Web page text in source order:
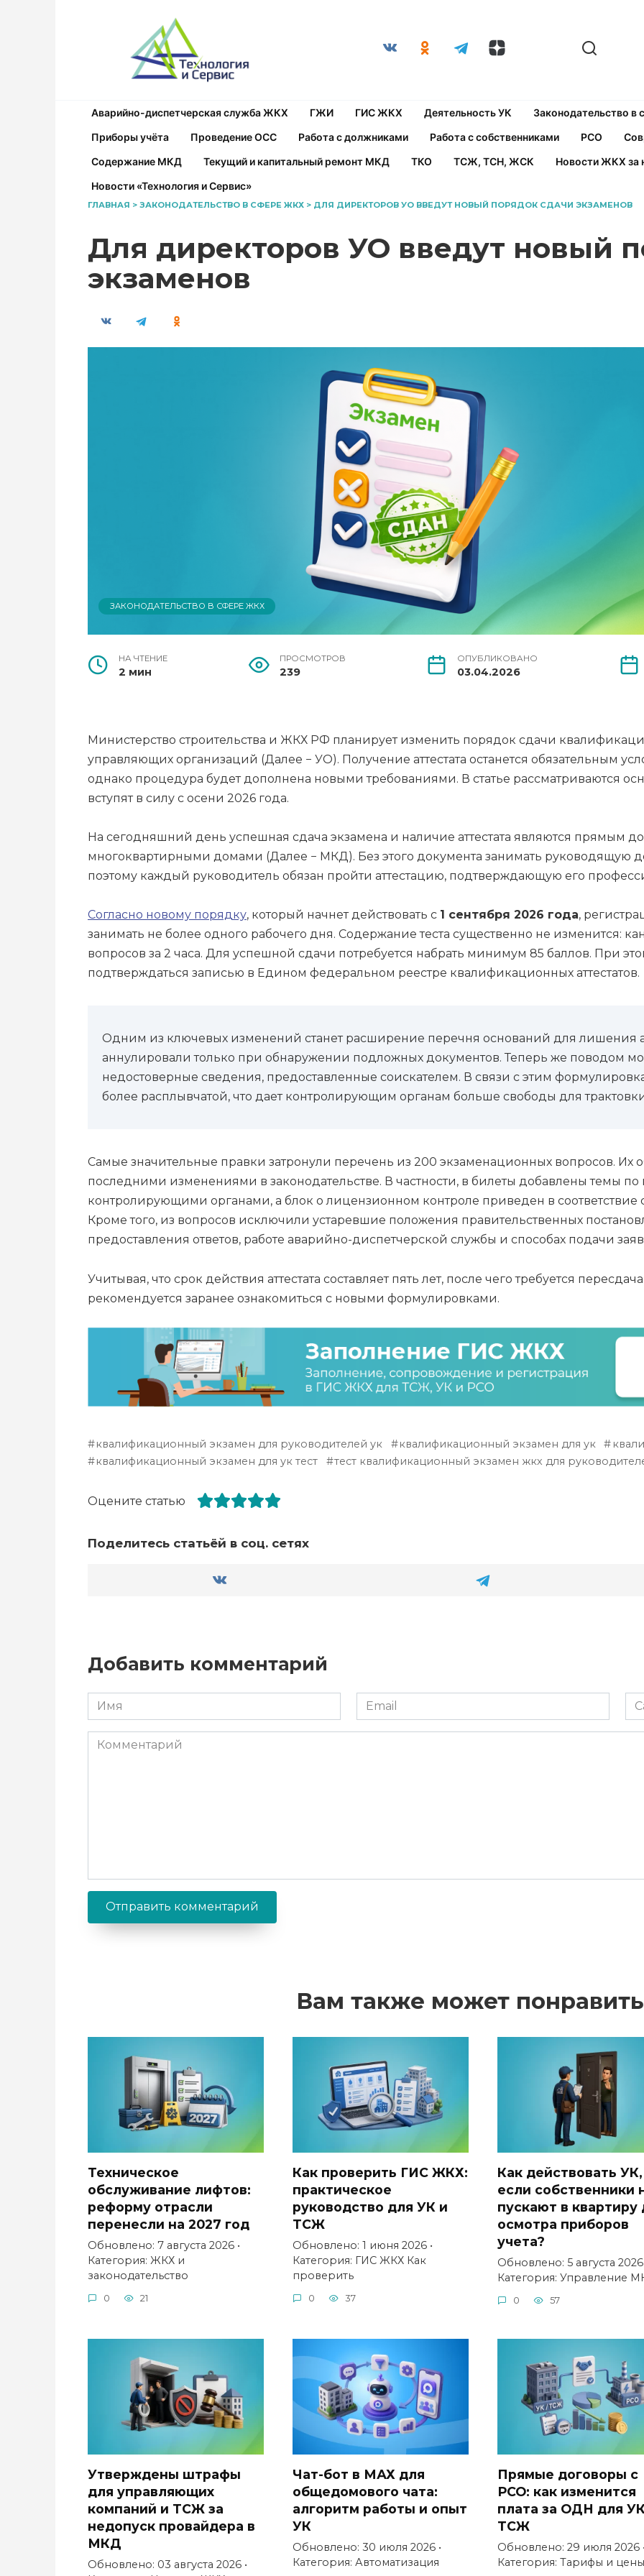
Аварийно-диспетчерская служба ЖКХ ГЖИ ГИС ЖКХ Деятельность УК
Законодательство
Приборы учёта
Проведение ОСС Работа с должниками Работа с собственниками РСО
Содержание МКД
Текущий и капитальный ремонт МКД ТКО ТСЖ, ТСН, ЖСК
Новости ЖКХ за
Новости «Технология и Сервис»
ГЛАВНАЯ > ЗАКОНОДАТЕЛЬСТВО В СФЕРЕ ЖКХ > ДЛЯ ДИРЕКТОРОВ УО ВВЕДУТ НОВЫЙ ПОРЯДОК СДАЧИ ЭКЗАМЕНОВ
Для директоров УО введут новый
экзаменов
ЗАКОНОДАТЕЛЬСТВО В СФЕРЕ ЖКХ
НА ЧТЕНИЕ
2 мин
ПРОСМОТРОВ
239
ОПУБЛИКОВАНО
03.04.2026
Министерство строительства и ЖКХ РФ планирует изменить порядок сдачи
управляющих организаций (Далее − УО). Получение аттестата останется обязательным
однако процедура будет дополнена новыми требованиями. В статье рассматриваются
вступят в силу с осени 2026 года.
На сегодняшний день успешная сдача экзамена и наличие аттестата являются прямым
многоквартирными домами (Далее − МКД). Без этого документа занимать руководящую
поэтому каждый руководитель обязан пройти аттестацию, подтверждающую его
Согласно новому порядку, который начнет действовать с 1 сентября 2026 года,
занимать не более одного рабочего дня. Содержание теста существенно не изменится:
вопросов за 2 часа. Для успешной сдачи потребуется набрать минимум 85 баллов. При
подтверждаться записью в Едином федеральном реестре квалификационных аттестатов.
Одним из ключевых изменений станет расширение перечня оснований для лишения
аннулировали только при обнаружении подложных документов. Теперь же поводом
недостоверные сведения, предоставленные соискателем. В связи с этим
более расплывчатой, что дает контролирующим органам больше свободы для
Самые значительные правки затронули перечень из 200 экзаменационных вопросов. Их
последними изменениями в законодательстве. В частности, в билеты добавлены темы
контролирующими органами, а блок о лицензионном контроле приведен в
Кроме того, из вопросов исключили устаревшие положения правительственных
предоставления ответов, работе аварийно-диспетчерской службы и способах подачи
Учитывая, что срок действия аттестата составляет пять лет, после чего требуется
рекомендуется заранее ознакомиться с новыми формулировками.
квалификационный экзамен для руководителей ук квалификационный экзамен для ук
квалификационный экзамен для ук тест
тест квалификационный экзамен жкх для
Оцените статью
Поделитесь статьёй в соц. сетях
Добавить комментарий
Имя
*
Email
*
Комментарий
Вам также может
Техническое
обслуживание лифтов:
реформу отрасли
перенесли на 2027 год
Обновлено: 7 августа 2026 •
Категория: ЖКХ и
законодательство
0 21
Как проверить ГИС ЖКХ:
практическое
руководство для УК и
ТСЖ
Обновлено: 1 июня 2026 •
Категория: ГИС ЖКХ Как
проверить
0 37
Как действовать УК,
если собственники
пускают в квартиру
осмотра приборов
учета?
Обновлено: 5 августа 2026
Категория: Управление
0 57
Утверждены штрафы
для управляющих
компаний и ТСЖ за
недопуск провайдера в
МКД
Обновлено: 03 августа 2026 •
Чат-бот в МАХ для
общедомового чата:
алгоритм работы и опыт
УК
Обновлено: 30 июля 2026 •
Категория: Автоматизация
Прямые договоры с
РСО: как изменится
плата за ОДН для
ТСЖ
Обновлено: 29 июля 2026
Категория: Тарифы и цены